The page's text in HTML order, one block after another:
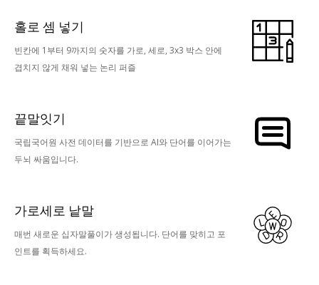
홀로 셈 넣기
빈칸에 1부터 9까지의 숫자를 가로, 세로, 3x3 박스 안에
겹치지 않게 채워 넣는 논리 퍼즐
끝말잇기
국립국어원 사전 데이터를 기반으로 AI와 단어를 이어가는
두뇌 싸움입니다.
가로세로 낱말
매번 새로운 십자말풀이가 생성됩니다. 단어를 맞히고 포
인트를 획득하세요.